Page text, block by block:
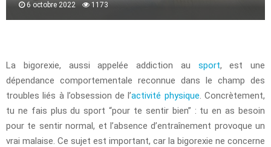
6 octobre 2022 1173
La bigorexie, aussi appelée addiction au sport, est une
dépendance comportementale reconnue dans le champ des
troubles liés à l’obsession de l’activité physique . Concrètement,
tu ne fais plus du sport “pour te sentir bien” : tu en as besoin
pour te sentir normal, et l’absence d’entraînement provoque un
vrai malaise. Ce sujet est important, car la bigorexie ne concerne